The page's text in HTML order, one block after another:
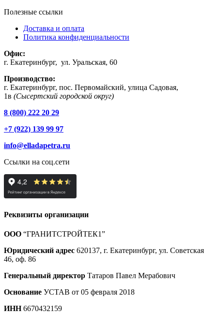
Полезные ссылки
Доставка и оплата
Политика конфиденциальности
Офис:
г. Екатеринбург, ул. Уральская, 60
Производство:
г. Екатеринбург, пос. Первомайский, улица Садовая,
1в (Сысертский городской округ)
8 (800) 222 20 29
+7 (922) 139 99 97
info@elladapetra.ru
Ссылки на соц.сети
Реквизиты организации
ООО “ГРАНИТСТРОЙТЕК1”
Юридический адрес 620137, г. Екатеринбург, ул. Советская
46, оф. 86
Генеральный директор Татаров Павел Мерабович
Основание УСТАВ от 05 февраля 2018
ИНН6670432159